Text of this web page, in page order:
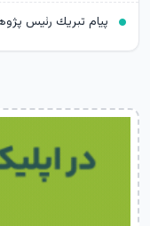
پیام تبریك رئیس